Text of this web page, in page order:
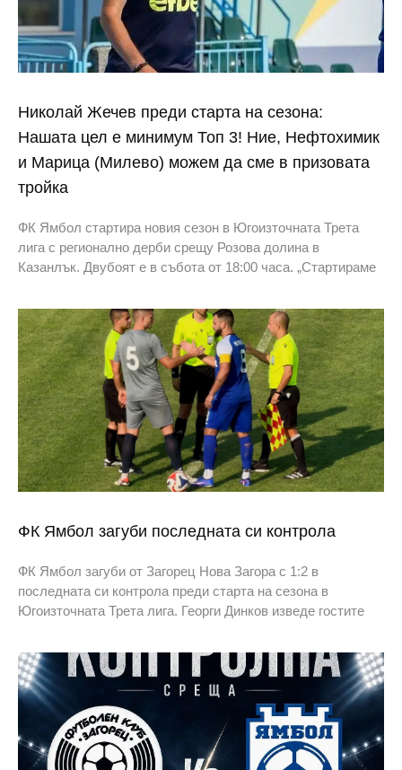
Николай Жечев преди старта на сезона:
Нашата цел е минимум Топ 3! Ние, Нефтохимик
и Марица (Милево) можем да сме в призовата
тройка
ФК Ямбол стартира новия сезон в Югоизточната Трета
лига с регионално дерби срещу Розова долина в
Казанлък. Двубоят е в събота от 18:00 часа. „Стартираме
ФК Ямбол загуби последната си контрола
ФК Ямбол загуби от Загорец Нова Загора с 1:2 в
последната си контрола преди старта на сезона в
Югоизточната Трета лига. Георги Динков изведе гостите